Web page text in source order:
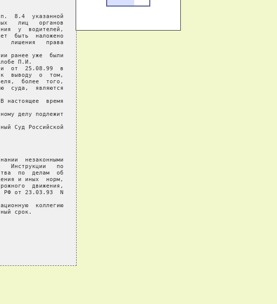
8.4  указанной
лиц   органов
у  водителей,
быть  наложено
лишения   права
ранее уже  были
П.И.
от  25.08.99  в
выводу  о  том,
более  того,
суда,  являются
настоящее  время
делу подлежит
Суд Российской
незаконными
Инструкции   по
по  делам  об
и иных  норм,
движения,
РФ от 23.03.93  N
коллегию
срок.